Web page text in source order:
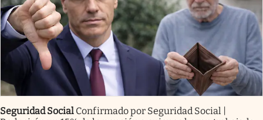
Seguridad Social Confirmado por Seguridad Social |